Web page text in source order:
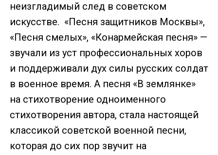
неизгладимый след в советском
искусстве. «Песня защитников Москвы»,
«Песня смелых», «Конармейская песня» —
звучали из уст профессиональных хоров
и поддерживали дух силы русских солдат
в военное время. А песня «В землянке»
на стихотворение одноименного
стихотворения автора, стала настоящей
классикой советской военной песни,
которая до сих пор звучит на